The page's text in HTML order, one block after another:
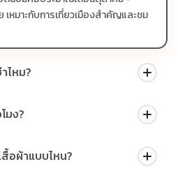
เหมาะกับการเที่ยวเมืองสำคัญและชม
ไหม?
เดินทาง โดยส่วนใหญ่นิยมขอแบบ e-
น
มง?
วลาประมาณ 4 - 6 ชั่วโมง ขึ้นอยู่กับเมือง
อผ้าแบบไหน?